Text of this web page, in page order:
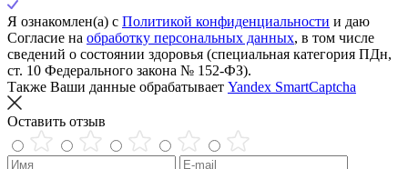
Я ознакомлен(а) с Политикой конфиденциальности и даю
Согласие на обработку персональных данных, в том числе
сведений о состоянии здоровья (специальная категория ПДн,
ст. 10 Федерального закона № 152-ФЗ).
Также Ваши данные обрабатывает Yandex SmartCaptcha
Оставить отзыв